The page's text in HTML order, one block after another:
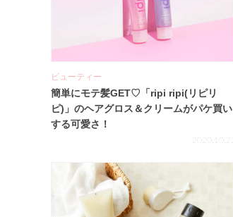
ビューティー
簡単にモテ髪GET♡「ripi ripi(リピリ
ピ)」のヘアグロス＆クリームがパケ買い
する可愛さ！
2020.10.22